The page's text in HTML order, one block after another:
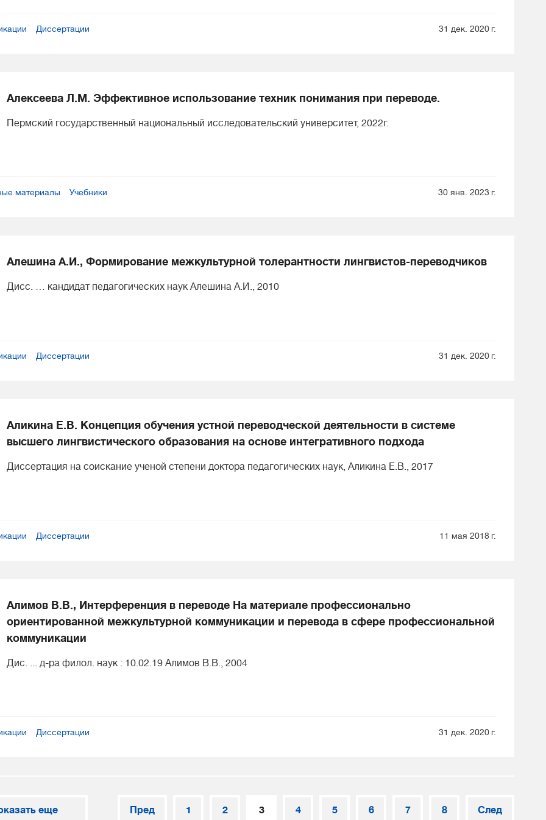
Диссертации 31 дек. 2020 г.
Алексеева Л.М. Эффективное использование техник понимания при переводе.
Пермский государственный национальный исследовательский университет, 2022г.
материалы Учебники 30 янв. 2023 г.
Алешина А.И., Формирование межкультурной толерантности лингвистов-переводчиков
Дисс. … кандидат педагогических наук Алешина А.И., 2010
Диссертации 31 дек. 2020 г.
Аликина Е.В. Концепция обучения устной переводческой деятельности в системе
высшего лингвистического образования на основе интегративного подхода
Диссертация на соискание ученой степени доктора педагогических наук, Аликина Е.В., 2017
Диссертации 11 мая 2018 г.
Алимов В.В., Интерференция в переводе На материале профессионально
ориентированной межкультурной коммуникации и перевода в сфере профессиональной
коммуникации
Дис. ... д-ра филол. наук : 10.02.19 Алимов В.В., 2004
Диссертации 31 дек. 2020 г.
еще Пред 1 2 3 4 5 6 7 8 След